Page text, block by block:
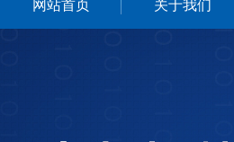
网站首页 关于我们